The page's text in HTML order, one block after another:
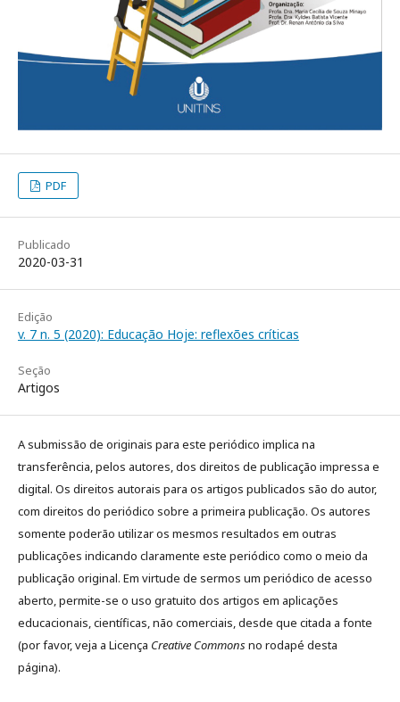
PDF
Publicado
2020-03-31
Edição
v. 7 n. 5 (2020): Educação Hoje: reflexões críticas
Seção
Artigos
A submissão de originais para este periódico implica na
transferência, pelos autores, dos direitos de publicação impressa e
digital. Os direitos autorais para os artigos publicados são do autor,
com direitos do periódico sobre a primeira publicação. Os autores
somente poderão utilizar os mesmos resultados em outras
publicações indicando claramente este periódico como o meio da
publicação original. Em virtude de sermos um periódico de acesso
aberto, permite-se o uso gratuito dos artigos em aplicações
educacionais, científicas, não comerciais, desde que citada a fonte
(por favor, veja a Licença Creative Commonsno rodapé desta
página).